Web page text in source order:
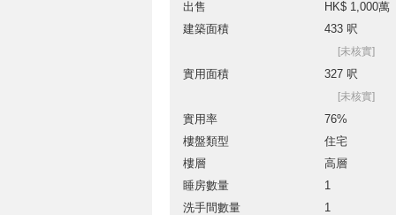
出售
HK$ 1,000萬
建築面積
433 呎
[未核實]
實用面積 327 呎
[未核實]
實用率
76%
樓盤類型
住宅
樓層
高層
睡房數量
1
洗手間數量
1